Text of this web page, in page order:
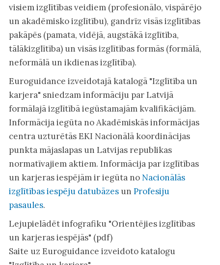
visiem izglītības veidiem (profesionālo, vispārējo
un akadēmisko izglītību), gandrīz visās izglītības
pakāpēs (pamata, vidējā, augstākā izglītība,
tālākizglītība) un visās izglītības formās (formālā,
neformālā un ikdienas izglītība).
Euroguidance izveidotajā katalogā "Izglītība un
karjera" sniedzam informāciju par Latvijā
formālajā izglītībā iegūstamajām kvalifikācijām.
Informācija iegūta no Akadēmiskās informācijas
centra uzturētās EKI Nacionālā koordinācijas
punkta mājaslapas un Latvijas republikas
normatīvajiem aktiem. Informācija par izglītības
un karjeras iespējām ir iegūta no Nacionālās
izglītības iespēju datubāzesun Profesiju
pasaules.
Lejupielādēt infografiku "Orientējies izglītības
un karjeras iespējās" (pdf)
Saite uz Euroguidance izveidoto katalogu